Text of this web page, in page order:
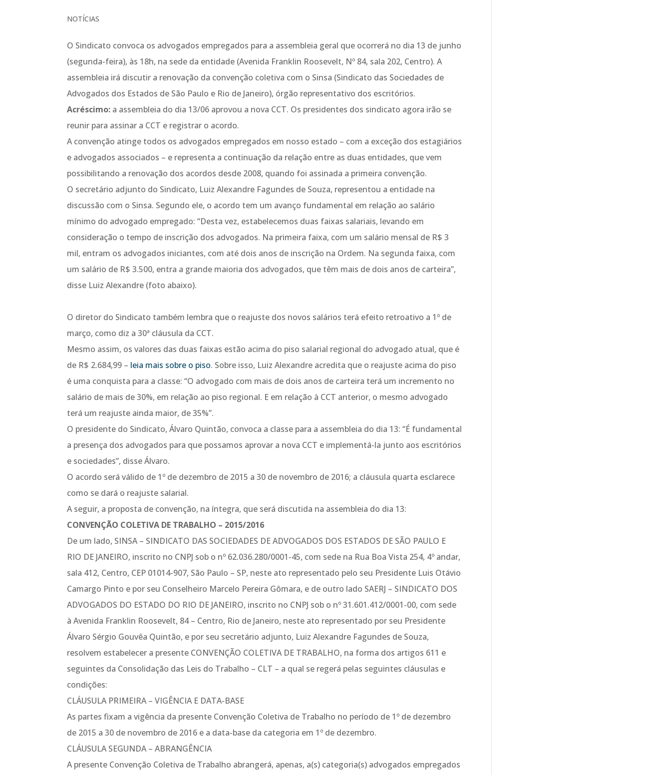
NOTÍCIAS
O Sindicato convoca os advogados empregados para a assembleia geral que ocorrerá no dia 13 de junho
(segunda-feira), às 18h, na sede da entidade (Avenida Franklin Roosevelt, Nº 84, sala 202, Centro). A
assembleia irá discutir a renovação da convenção coletiva com o Sinsa (Sindicato das Sociedades de
Advogados dos Estados de São Paulo e Rio de Janeiro), órgão representativo dos escritórios.
Acréscimo: a assembleia do dia 13/06 aprovou a nova CCT. Os presidentes dos sindicato agora irão se
reunir para assinar a CCT e registrar o acordo.
A convenção atinge todos os advogados empregados em nosso estado – com a exceção dos estagiários
e advogados associados – e representa a continuação da relação entre as duas entidades, que vem
possibilitando a renovação dos acordos desde 2008, quando foi assinada a primeira convenção.
O secretário adjunto do Sindicato, Luiz Alexandre Fagundes de Souza, representou a entidade na
discussão com o Sinsa. Segundo ele, o acordo tem um avanço fundamental em relação ao salário
mínimo do advogado empregado: “Desta vez, estabelecemos duas faixas salariais, levando em
consideração o tempo de inscrição dos advogados. Na primeira faixa, com um salário mensal de R$ 3
mil, entram os advogados iniciantes, com até dois anos de inscrição na Ordem. Na segunda faixa, com
um salário de R$ 3.500, entra a grande maioria dos advogados, que têm mais de dois anos de carteira”,
disse Luiz Alexandre (foto abaixo).
O diretor do Sindicato também lembra que o reajuste dos novos salários terá efeito retroativo a 1º de
março, como diz a 30ª cláusula da CCT.
Mesmo assim, os valores das duas faixas estão acima do piso salarial regional do advogado atual, que é
de R$ 2.684,99 – leia mais sobre o piso. Sobre isso, Luiz Alexandre acredita que o reajuste acima do piso
é uma conquista para a classe: “O advogado com mais de dois anos de carteira terá um incremento no
salário de mais de 30%, em relação ao piso regional. E em relação à CCT anterior, o mesmo advogado
terá um reajuste ainda maior, de 35%”.
O presidente do Sindicato, Álvaro Quintão, convoca a classe para a assembleia do dia 13: “É fundamental
a presença dos advogados para que possamos aprovar a nova CCT e implementá-la junto aos escritórios
e sociedades”, disse Álvaro.
O acordo será válido de 1º de dezembro de 2015 a 30 de novembro de 2016; a cláusula quarta esclarece
como se dará o reajuste salarial.
A seguir, a proposta de convenção, na íntegra, que será discutida na assembleia do dia 13:
CONVENÇÃO COLETIVA DE TRABALHO – 2015/2016
De um lado, SINSA – SINDICATO DAS SOCIEDADES DE ADVOGADOS DOS ESTADOS DE SÃO PAULO E
RIO DE JANEIRO, inscrito no CNPJ sob o nº 62.036.280/0001-45, com sede na Rua Boa Vista 254, 4º andar,
sala 412, Centro, CEP 01014-907, São Paulo – SP, neste ato representado pelo seu Presidente Luis Otávio
Camargo Pinto e por seu Conselheiro Marcelo Pereira Gômara, e de outro lado SAERJ – SINDICATO DOS
ADVOGADOS DO ESTADO DO RIO DE JANEIRO, inscrito no CNPJ sob o nº 31.601.412/0001-00, com sede
à Avenida Franklin Roosevelt, 84 – Centro, Rio de Janeiro, neste ato representado por seu Presidente
Álvaro Sérgio Gouvêa Quintão, e por seu secretário adjunto, Luiz Alexandre Fagundes de Souza,
resolvem estabelecer a presente CONVENÇÃO COLETIVA DE TRABALHO, na forma dos artigos 611 e
seguintes da Consolidação das Leis do Trabalho – CLT – a qual se regerá pelas seguintes cláusulas e
condições:
CLÁUSULA PRIMEIRA – VIGÊNCIA E DATA-BASE
As partes fixam a vigência da presente Convenção Coletiva de Trabalho no período de 1º de dezembro
de 2015 a 30 de novembro de 2016 e a data-base da categoria em 1º de dezembro.
CLÁUSULA SEGUNDA – ABRANGÊNCIA
A presente Convenção Coletiva de Trabalho abrangerá, apenas, a(s) categoria(s) advogados empregados